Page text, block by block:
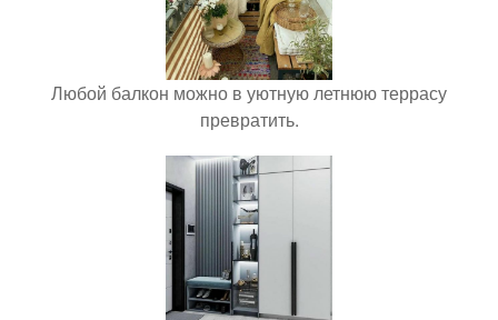
Любой балкон можно в уютную летнюю террасу
превратить.